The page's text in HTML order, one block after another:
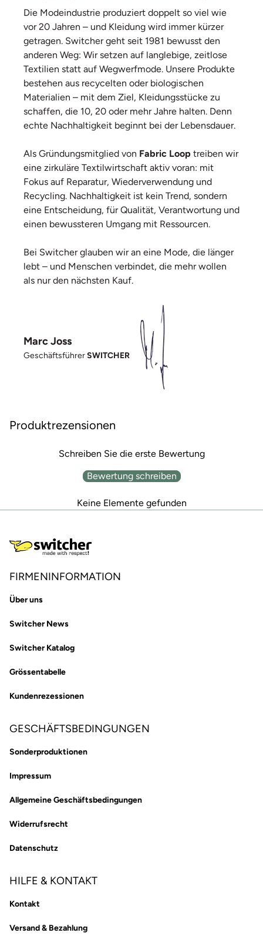
Die Modeindustrie produziert doppelt so viel wie
vor 20 Jahren – und Kleidung wird immer kürzer
getragen. Switcher geht seit 1981 bewusst den
anderen Weg: Wir setzen auf langlebige, zeitlose
Textilien statt auf Wegwerfmode. Unsere Produkte
bestehen aus recycelten oder biologischen
Materialien – mit dem Ziel, Kleidungsstücke zu
schaffen, die 10, 20 oder mehr Jahre halten. Denn
echte Nachhaltigkeit beginnt bei der Lebensdauer.
Als Gründungsmitglied von Fabric Loop treiben wir
eine zirkuläre Textilwirtschaft aktiv voran: mit
Fokus auf Reparatur, Wiederverwendung und
Recycling. Nachhaltigkeit ist kein Trend, sondern
eine Entscheidung, für Qualität, Verantwortung und
einen bewussteren Umgang mit Ressourcen.
Bei Switcher glauben wir an eine Mode, die länger
lebt – und Menschen verbindet, die mehr wollen
als nur den nächsten Kauf.
Marc Joss
GeschäftsführerSWITCHER
Produktrezensionen
Schreiben Sie die erste Bewertung
Bewertung schreiben
Keine Elemente gefunden
FIRMENINFORMATION
Über uns
Switcher News
Switcher Katalog
Grössentabelle
Kundenrezessionen
GESCHÄFTSBEDINGUNGEN
Sonderproduktionen
Impressum
Allgemeine Geschäftsbedingungen
Widerrufsrecht
Datenschutz
HILFE & KONTAKT
Kontakt
Versand & Bezahlung